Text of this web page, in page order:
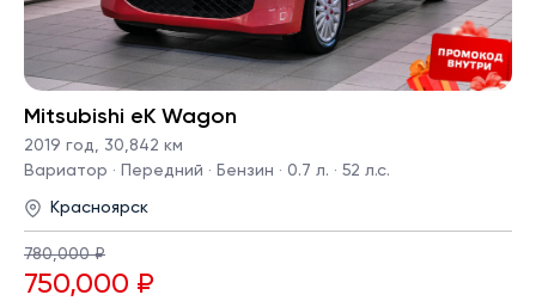
Mitsubishi eK Wagon
2019 год, 30,842 км
Вариатор · Передний · Бензин · 0.7 л. · 52 л.с.
Красноярск
780,000 ₽
750,000 ₽